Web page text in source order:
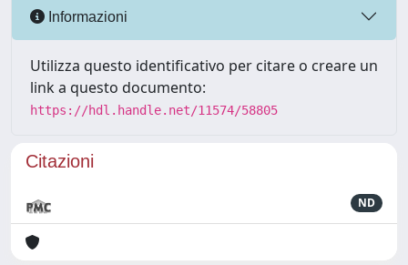
Informazioni
Utilizza questo identificativo per citare o creare un
link a questo documento:
https://hdl.handle.net/11574/58805
Citazioni
ND